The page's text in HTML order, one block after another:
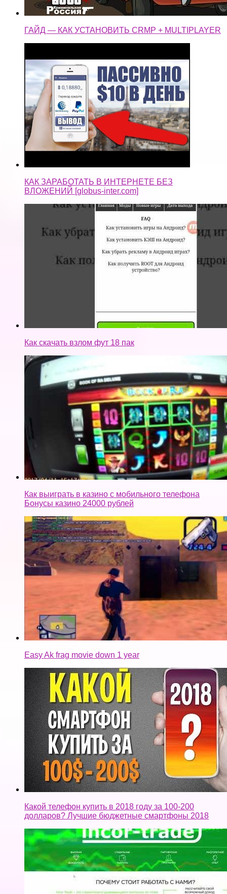
ГАЙД — КАК УСТАНОВИТЬ CRMP + MULTIPLAYER
КАК ЗАРАБОТАТЬ В ИНТЕРНЕТЕ БЕЗ
ВЛОЖЕНИЙ [globus-inter.com]
Как скачать взлом фут 18 пак
Как выиграть в казино с мобильного телефона
Бонусы казино 24000 рублей
Easy Ak frag movie down 1 year
Какой телефон купить в 2018 году за 100-200
долларов? Лучшие бюджетные смартфоны 2018